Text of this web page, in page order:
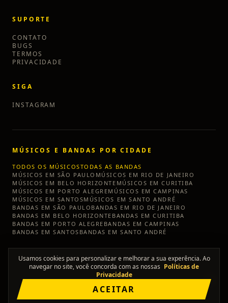
SUPORTE
CONTATO
BUGS
TERMOS
PRIVACIDADE
SIGA
INSTAGRAM
MÚSICOS E BANDAS POR CIDADE
TODOS OS MÚSICOSTODAS AS BANDAS
MÚSICOS EM SÃO PAULO MÚSICOS EM RIO DE JANEIRO
MÚSICOS EM BELO HORIZONTE MÚSICOS EMCURITIBA
MÚSICOS EM PORTO ALEGREMÚSICOS EMCAMPINAS
MÚSICOS EM SANTOSMÚSICOS EMSANTO ANDRÉ
BANDAS EMSÃO PAULO BANDAS EM RIO DE JANEIRO
BANDAS EM BELO HORIZONTE BANDAS EMCURITIBA
BANDAS EM PORTO ALEGRE BANDAS EMCAMPINAS
BANDAS EMSANTOS BANDAS EMSANTO ANDRÉ
2026TÔ SEM BANDA
Usamos cookies para personalizar e melhorar a sua experência. Ao
navegar no site, você concorda com as nossas Políticas de
Privacidade
ACEITAR